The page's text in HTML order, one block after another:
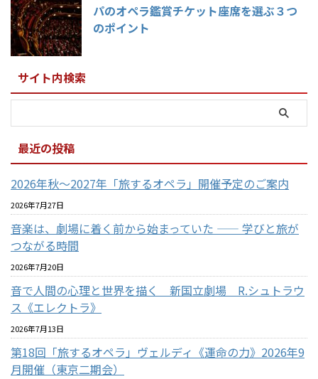
パのオペラ鑑賞チケット座席を選ぶ３つ
のポイント
サイト内検索
最近の投稿
2026年秋〜2027年「旅するオペラ」開催予定のご案内
2026年7月27日
音楽は、劇場に着く前から始まっていた —— 学びと旅が
つながる時間
2026年7月20日
音で人間の心理と世界を描く 新国立劇場 R.シュトラウ
ス《エレクトラ》
2026年7月13日
第18回「旅するオペラ」ヴェルディ《運命の力》2026年9
月開催（東京二期会）